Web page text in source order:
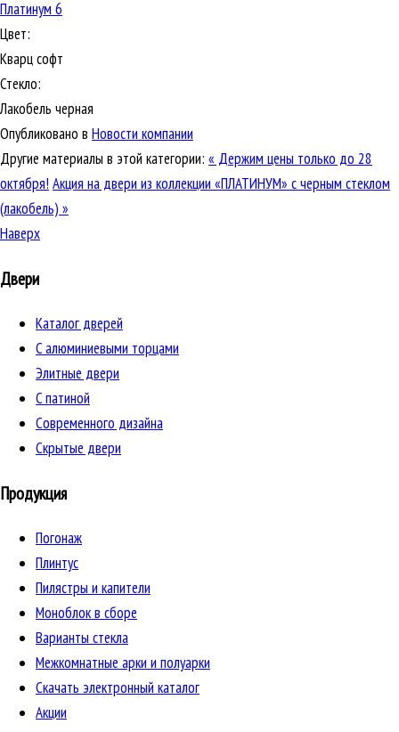
Платинум 6
Цвет:
Кварц софт
Стекло:
Лакобель черная
Опубликовано в Новости компании
Другие материалы в этой категории: « Держим цены только до 28
октября! Акция на двери из коллекции «ПЛАТИНУМ» с черным стеклом
(лакобель) »
Наверх
Двери
Каталог дверей
C алюминиевыми торцами
Элитные двери
C патиной
Cовременного дизайна
Скрытые двери
Продукция
Погонаж
Плинтус
Пилястры и капители
Моноблок в сборе
Варианты стекла
Межкомнатные арки и полуарки
Скачать электронный каталог
Акции